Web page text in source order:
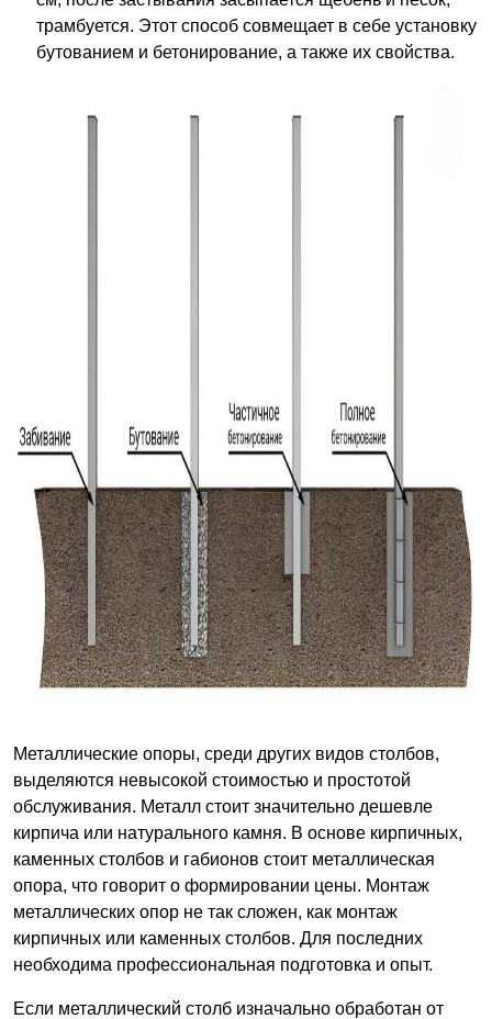
трамбуется. Этот способ совмещает в себе установку
бутованием и бетонирование, а также их свойства.
Металлические опоры, среди других видов столбов,
выделяются невысокой стоимостью и простотой
обслуживания. Металл стоит значительно дешевле
кирпича или натурального камня. В основе кирпичных,
каменных столбов и габионов стоит металлическая
опора, что говорит о формировании цены. Монтаж
металлических опор не так сложен, как монтаж
кирпичных или каменных столбов. Для последних
необходима профессиональная подготовка и опыт.
Если металлический столб изначально обработан от